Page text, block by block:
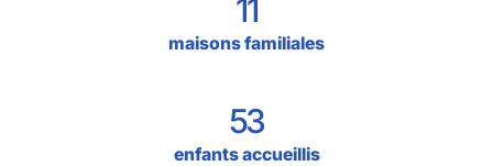
11
maisons familiales
53
enfants accueillis